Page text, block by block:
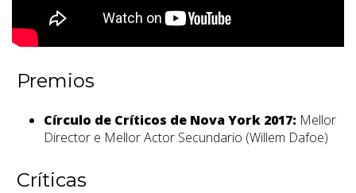
Premios
Círculo de Críticos de Nova York 2017: Mellor
Director e Mellor Actor Secundario (Willem Dafoe)
Críticas